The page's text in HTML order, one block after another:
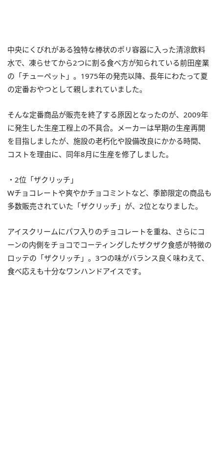
中央にくびれがある独特な棒状のポリ容器に入った清涼飲料
水で、凍らせてから2つに割る食べ方が知られている前田産業
の「チューペット」。1975年の発売以降、長年にわたって夏
の定番おやつとして親しまれていました。
そんな定番商品が販売を終了する原因となったのが、2009年
に発生した生産工程上の不具合。メーカーは早期の生産再開
を目指しましたが、施設の老朽化や設備改良にかかる時間、
コストを理由に、同年8月に生産を修了しました。
・2位「ザクリッチ」
Wチョコレートや爽やかチョコミントなど、季節限定の商品も
多数販売されていた「ザクリッチ」が、2位となりました。
アイスクリームにパフ入りのチョコレートを重ね、さらにコ
ーンの内側をチョコでコーティングしたザクザク食感が特徴の
ロッテの「ザクリッチ」。3つの味がバランス良く味わえて、
食べ応えも十分なワンハンドアイスです。